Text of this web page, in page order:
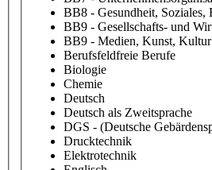
BB8 - Gesundheit, Soziales,
BB9 - Gesellschafts- und
BB9 - Medien, Kunst, Kultur
Berufsfeldfreie Berufe
Biologie
Chemie
Deutsch
Deutsch als Zweitsprache
DGS - (Deutsche
Drucktechnik
Elektrotechnik